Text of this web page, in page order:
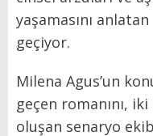
yaşamasını
geçiyor.
Milena Agus’un
geçen romanını,
oluşan senaryo